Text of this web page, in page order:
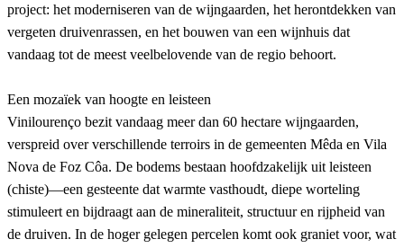
project: het moderniseren van de wijngaarden, het herontdekken van
vergeten druivenrassen, en het bouwen van een wijnhuis dat
vandaag tot de meest veelbelovende van de regio behoort.
Een mozaïek van hoogte en leisteen
Vinilourenço bezit vandaag meer dan 60 hectare wijngaarden,
verspreid over verschillende terroirs in de gemeenten Mêda en Vila
Nova de Foz Côa. De bodems bestaan hoofdzakelijk uit leisteen
(chiste)—een gesteente dat warmte vasthoudt, diepe worteling
stimuleert en bijdraagt aan de mineraliteit, structuur en rijpheid van
de druiven. In de hoger gelegen percelen komt ook graniet voor, wat